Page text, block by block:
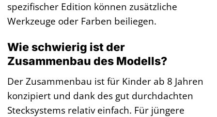
spezifischer Edition können zusätzliche
Werkzeuge oder Farben beiliegen.
Wie schwierig ist der
Zusammenbau des Modells?
Der Zusammenbau ist für Kinder ab 8 Jahren
konzipiert und dank des gut durchdachten
Stecksystems relativ einfach. Für jüngere